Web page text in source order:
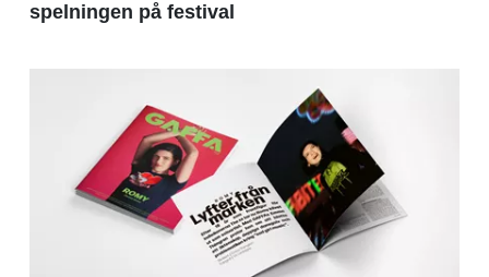
spelningen på festival